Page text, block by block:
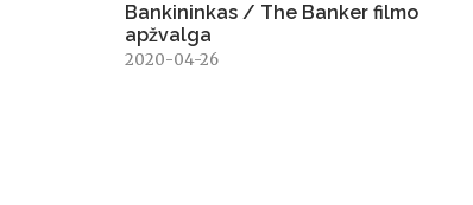
Bankininkas / The Banker filmo
apžvalga
2020-04-26